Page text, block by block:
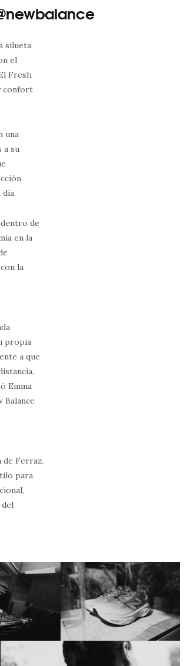
silueta
el
Fresh
confort
una
a su
de
en la
la
propia
a que
Emma
Balance
de Ferraz.
para